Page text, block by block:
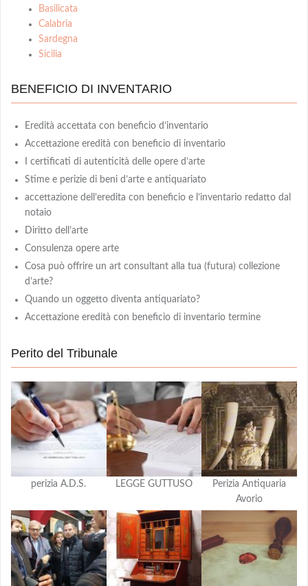
Basilicata
Calabria
Sardegna
Sicilia
BENEFICIO DI INVENTARIO
Eredità accettata con beneficio d’inventario
Accettazione eredità con beneficio di inventario
I certificati di autenticità delle opere d’arte
Stime e perizie di beni d’arte e antiquariato
accettazione dell’eredita con beneficio e l’inventario redatto dal
notaio
Diritto dell’arte
Consulenza opere arte
Cosa può offrire un art consultant alla tua (futura) collezione
d’arte?
Quando un oggetto diventa antiquariato?
Accettazione eredità con beneficio di inventario termine
Perito del Tribunale
perizia A.D.S. LEGGE GUTTUSO
Perizia Antiquaria
Avorio